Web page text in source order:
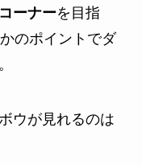
ーナーを目指
のポイントでダ
ウが見れるのは